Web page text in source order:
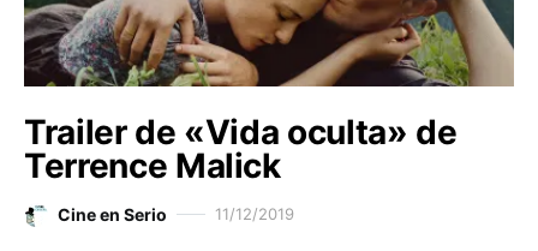
Trailer de «Vida oculta» de
Terrence Malick
Cine en Serio 11/12/2019